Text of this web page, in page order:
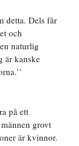
detta. Dels får
och
naturlig
är kanske
på ett
grovt
är kvinnor.